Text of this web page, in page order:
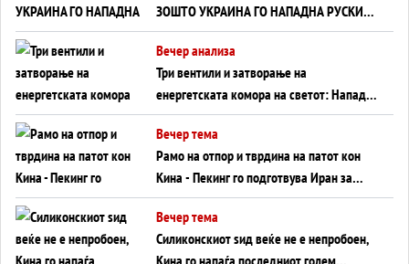
ЗОШТО УКРАИНА ГО НАПАДНА РУСКИОТ
WILDBERRIES
Вечер анализа
Три вентили и затворање на
енергетската комора на светот: Нападот
во Суец најавува глобален енергетски
инфаркт?
Вечер тема
Рамо на отпор и тврдина на патот кон
Кина - Пекинг го подготвува Иран за
американска копнена инвазија
Вечер тема
Силиконскиот ѕид веќе не е непробоен,
Кина го напаѓа последниот голем